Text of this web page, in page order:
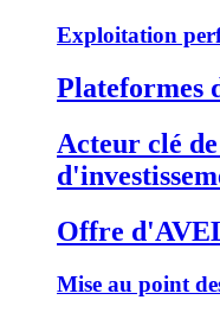
Exploitation
Plateformes
Acteur clé
Offre
Mise au point